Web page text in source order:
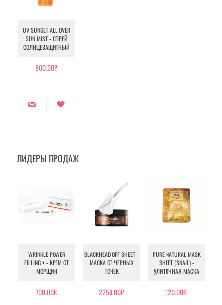
UV SUNSET ALL OVER
SUN MIST - СПРЕЙ
СОЛНЦЕЗАЩИТНЫЙ
800.00Р.
ЛИДЕРЫ ПРОДАЖ
WRINKLE POWER
FILLING + - КРЕМ ОТ
МОРЩИН
700.00Р.
BLACKHEAD OFF SHEET -
МАСКА ОТ ЧЕРНЫХ
ТОЧЕК
2250.00Р.
PURE NATURAL MASK
SHEET (SNAIL) -
УЛИТОЧНАЯ МАСКА
120.00Р.